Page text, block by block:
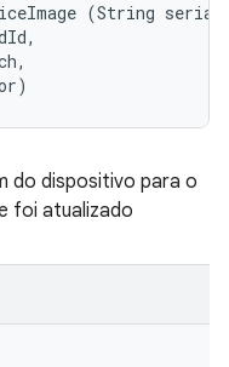
(String
do dispositivo para o
foi atualizado